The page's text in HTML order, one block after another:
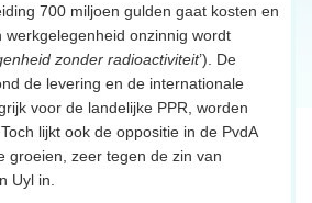
700 miljoen gulden gaat kosten en
onzinnig wordt
zonder radioactiviteit’). De
de levering en de internationale
voor de landelijke PPR, worden
lijkt ook de oppositie in de PvdA
groeien, zeer tegen de zin van
Uyl in.